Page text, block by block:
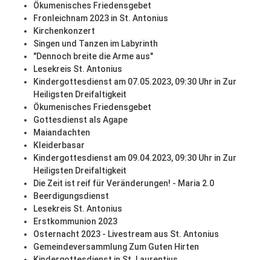
Ökumenisches Friedensgebet
Fronleichnam 2023 in St. Antonius
Kirchenkonzert
Singen und Tanzen im Labyrinth
"Dennoch breite die Arme aus"
Lesekreis St. Antonius
Kindergottesdienst am 07.05.2023, 09:30 Uhr in Zur
Heiligsten Dreifaltigkeit
Ökumenisches Friedensgebet
Gottesdienst als Agape
Maiandachten
Kleiderbasar
Kindergottesdienst am 09.04.2023, 09:30 Uhr in Zur
Heiligsten Dreifaltigkeit
Die Zeit ist reif für Veränderungen! - Maria 2.0
Beerdigungsdienst
Lesekreis St. Antonius
Erstkommunion 2023
Osternacht 2023 - Livestream aus St. Antonius
Gemeindeversammlung Zum Guten Hirten